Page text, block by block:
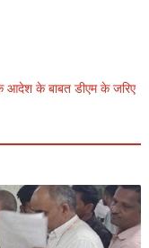
के आदेश के बाबत डीएम के जरिए